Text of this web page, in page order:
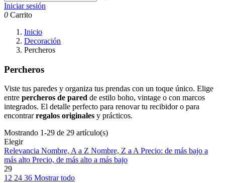
Iniciar sesión
0 Carrito
Inicio
Decoración
Percheros
Percheros
Viste tus paredes y organiza tus prendas con un toque único. Elige
entre percheros de pared de estilo boho, vintage o con marcos
integrados. El detalle perfecto para renovar tu recibidor o para
encontrarregalos originales y prácticos.
Mostrando 1-29 de 29 artículo(s)
Elegir
Relevancia Nombre, A a Z Nombre, Z a APrecio: de más bajo a
más alto Precio, de más alto a más bajo
29
12 24 36 Mostrar todo